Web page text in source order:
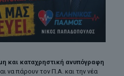
και καταχρηστική ανυπόγραφη
να πάρουν τον Π.Α. και την νέα